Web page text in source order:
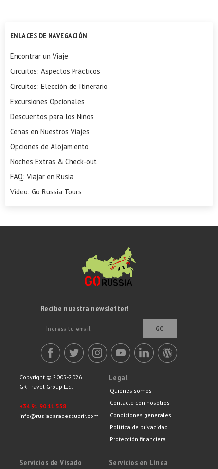
ENLACES DE NAVEGACIÓN
Encontrar un Viaje
Circuitos: Aspectos Prácticos
Circuitos: Elección de Itinerario
Excursiones Opcionales
Descuentos para los Niños
Cenas en Nuestros Viajes
Opciones de Alojamiento
Noches Extras & Check-out
FAQ: Viajar en Rusia
Vídeo: Go Russia Tours
Recibe nuestra newsletter!
GO
Copyright © 2005-2026
GR Travel Group Ltd.
+34 91 90 11 558
info@rusiaparadescubrir.com
Legal
Quiénes somos
Contacte con nosotros
Condiciones generales
Política de privacidad
Protección financiera
Servicios de Visado Servicios en Línea